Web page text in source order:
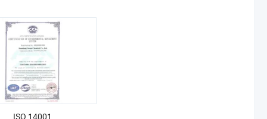
ISO 14001